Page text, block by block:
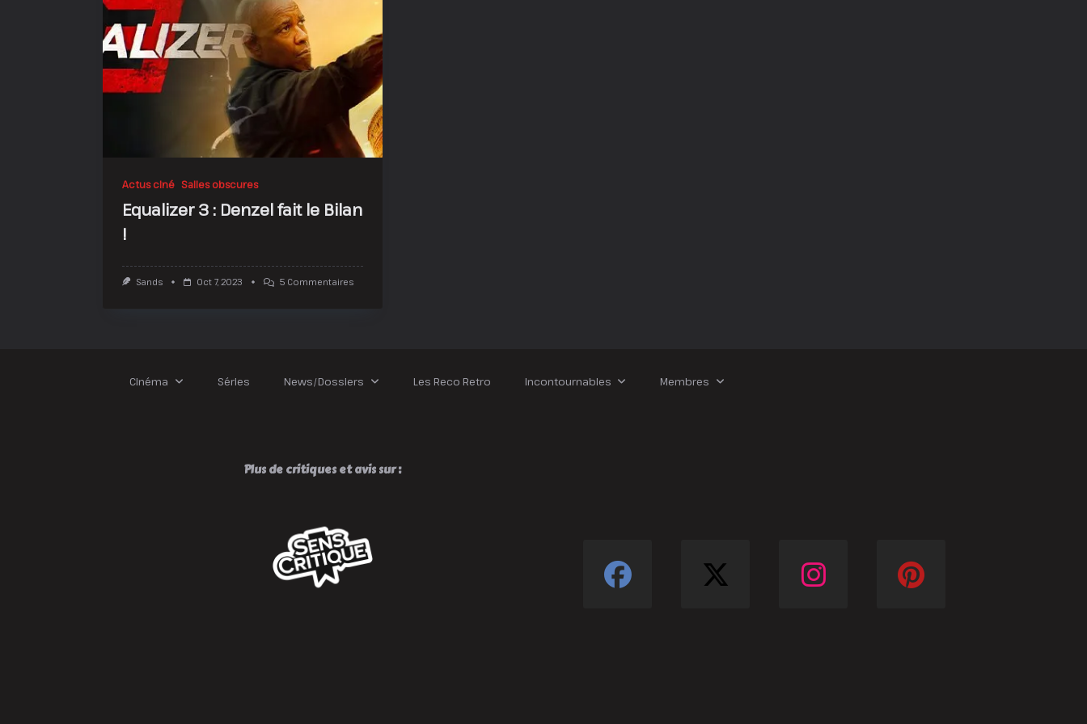
Actus ciné Salles obscures
Equalizer 3 : Denzel fait le Bilan
!
Sands Oct 7, 2023 5 CommentairesSur
!
Cinéma Séries News/Dossiers Les Reco Retro Incontournables Membres
Plus de critiques et avis sur :